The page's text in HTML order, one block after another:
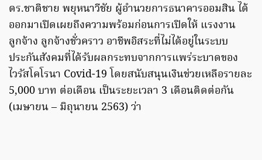
ดร.ชาติชาย พยุหนาวีชัย ผู้อำนวยการธนาคารออมสิน ได้
ออกมาเปิดเผยถึงความพร้อมก่อนการเปิดให้ แรงงาน
ลูกจ้าง ลูกจ้างชั่วคราว อาชีพอิสระที่ไม่ได้อยู่ในระบบ
ประกันสังคมที่ได้รับผลกระทบจากการแพร่ระบาดของ
ไวรัสโคโรนา Covid-19 โดยสนับสนุนเงินช่วยเหลือรายละ
5,000 บาท ต่อเดือน เป็นระยะเวลา 3 เดือนติดต่อกัน
(เมษายน – มิถุนายน 2563) ว่า